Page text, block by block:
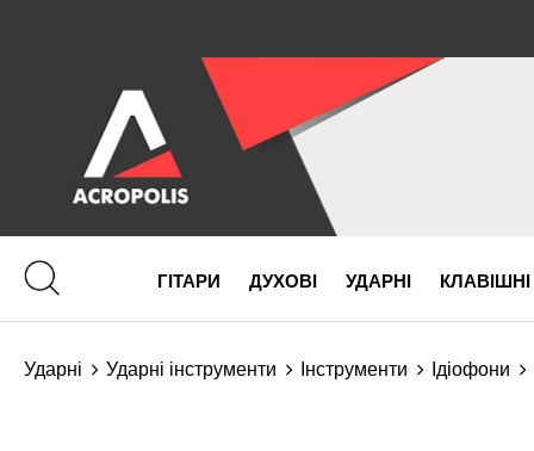
ГІТАРИ ДУХОВІ УДАРНІ КЛАВІШНІ
Ударні Ударні інструменти Інструменти Ідіофони